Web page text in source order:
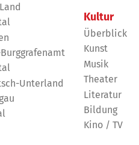
Unterland
Kultur
Überblick
Kunst
Musik
Theater
Literatur
Bildung
Kino / TV